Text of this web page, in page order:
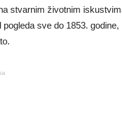
stvarnim životnim
sve do 1853. godine,